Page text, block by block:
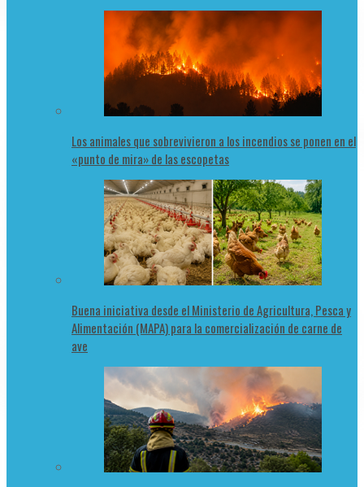
Los animales que sobrevivieron a los incendios se ponen en el
«punto de mira» de las escopetas
Buena iniciativa desde el Ministerio de Agricultura, Pesca y
Alimentación (MAPA) para la comercialización de carne de
ave